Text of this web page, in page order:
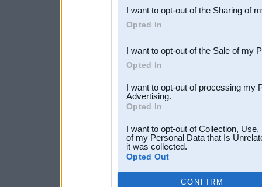
Downstream Participants
third parties.
I want to opt-out of the Sharing of
Opted In
I want to opt-out of the Sale of my
Opted In
I want to opt-out of processing my
Advertising.
Opted In
I want to opt-out of Collection,
of my Personal Data that Is
it was collected.
Opted Out
CONFIRM